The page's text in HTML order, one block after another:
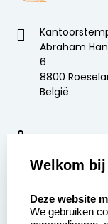
Abraham
6
8800
België
9
Aanvraag op
Welkom
Deze website
We gebruiken